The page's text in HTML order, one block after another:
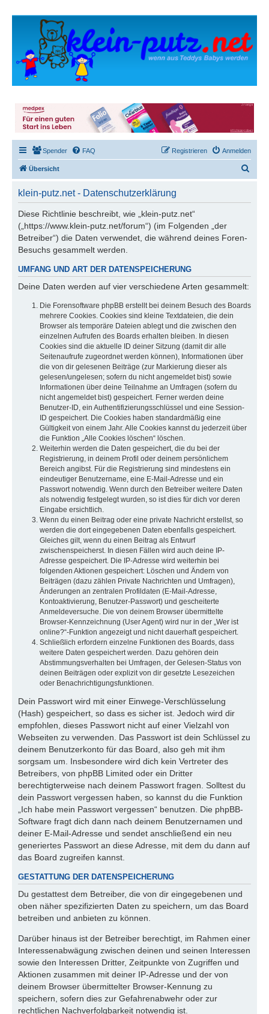
Spender FAQ Anmelden
Registrieren
Übersicht
klein-putz.net - Datenschutzerklärung
Diese Richtlinie beschreibt, wie „klein-putz.net“
(„https://www.klein-putz.net/forum“) (im Folgenden „der
Betreiber“) die Daten verwendet, die während deines Foren-
Besuchs gesammelt werden.
UMFANG UND ART DER DATENSPEICHERUNG
Deine Daten werden auf vier verschiedene Arten gesammelt:
Die Forensoftware phpBB erstellt bei deinem Besuch des Boards
mehrere Cookies. Cookies sind kleine Textdateien, die dein
Browser als temporäre Dateien ablegt und die zwischen den
einzelnen Aufrufen des Boards erhalten bleiben. In diesen
Cookies sind die aktuelle ID deiner Sitzung (damit dir alle
Seitenaufrufe zugeordnet werden können), Informationen über
die von dir gelesenen Beiträge (zur Markierung dieser als
gelesen/ungelesen; sofern du nicht angemeldet bist) sowie
Informationen über deine Teilnahme an Umfragen (sofern du
nicht angemeldet bist) gespeichert. Ferner werden deine
Benutzer-ID, ein Authentifizierungsschlüssel und eine Session-
ID gespeichert. Die Cookies haben standardmäßig eine
Gültigkeit von einem Jahr. Alle Cookies kannst du jederzeit über
die Funktion „Alle Cookies löschen“ löschen.
Weiterhin werden die Daten gespeichert, die du bei der
Registrierung, in deinem Profil oder deinem persönlichem
Bereich angibst. Für die Registrierung sind mindestens ein
eindeutiger Benutzername, eine E-Mail-Adresse und ein
Passwort notwendig. Wenn durch den Betreiber weitere Daten
als notwendig festgelegt wurden, so ist dies für dich vor deren
Eingabe ersichtlich.
Wenn du einen Beitrag oder eine private Nachricht erstellst, so
werden die dort eingegebenen Daten ebenfalls gespeichert.
Gleiches gilt, wenn du einen Beitrag als Entwurf
zwischenspeicherst. In diesen Fällen wird auch deine IP-
Adresse gespeichert. Die IP-Adresse wird weiterhin bei
folgenden Aktionen gespeichert: Löschen und Ändern von
Beiträgen (dazu zählen Private Nachrichten und Umfragen),
Änderungen an zentralen Profildaten (E-Mail-Adresse,
Kontoaktivierung, Benutzer-Passwort) und gescheiterte
Anmeldeversuche. Die von deinem Browser übermittelte
Browser-Kennzeichnung (User Agent) wird nur in der „Wer ist
online?“-Funktion angezeigt und nicht dauerhaft gespeichert.
Schließlich erfordern einzelne Funktionen des Boards, dass
weitere Daten gespeichert werden. Dazu gehören dein
Abstimmungsverhalten bei Umfragen, der Gelesen-Status von
deinen Beiträgen oder explizit von dir gesetzte Lesezeichen
oder Benachrichtigungsfunktionen.
Dein Passwort wird mit einer Einwege-Verschlüsselung
(Hash) gespeichert, so dass es sicher ist. Jedoch wird dir
empfohlen, dieses Passwort nicht auf einer Vielzahl von
Webseiten zu verwenden. Das Passwort ist dein Schlüssel zu
deinem Benutzerkonto für das Board, also geh mit ihm
sorgsam um. Insbesondere wird dich kein Vertreter des
Betreibers, von phpBB Limited oder ein Dritter
berechtigterweise nach deinem Passwort fragen. Solltest du
dein Passwort vergessen haben, so kannst du die Funktion
„Ich habe mein Passwort vergessen“ benutzen. Die phpBB-
Software fragt dich dann nach deinem Benutzernamen und
deiner E-Mail-Adresse und sendet anschließend ein neu
generiertes Passwort an diese Adresse, mit dem du dann auf
das Board zugreifen kannst.
GESTATTUNG DER DATENSPEICHERUNG
Du gestattest dem Betreiber, die von dir eingegebenen und
oben näher spezifizierten Daten zu speichern, um das Board
betreiben und anbieten zu können.
Darüber hinaus ist der Betreiber berechtigt, im Rahmen einer
Interessenabwägung zwischen deinen und seinen Interessen
sowie den Interessen Dritter, Zeitpunkte von Zugriffen und
Aktionen zusammen mit deiner IP-Adresse und der von
deinem Browser übermittelter Browser-Kennung zu
speichern, sofern dies zur Gefahrenabwehr oder zur
rechtlichen Nachverfolgbarkeit notwendig ist.